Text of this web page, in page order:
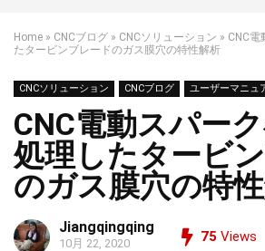
Home » CNCブログ » CNCソリューション » CNC電
たタービンブレードのガス膜穴の特性解析
CNCソリューション CNCブログ ユーザーマニュ
CNC電動スパー
処理したタービ
のガス膜穴の特
Jiangqingqing
10月 22, 2020 75 Views